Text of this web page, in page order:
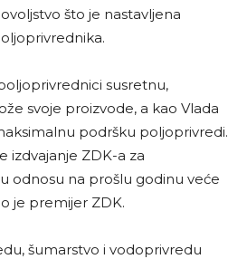
što je nastavljena
susretnu,
svoje proizvode, a kao Vlada
podršku poljoprivredi.
izdvajanje ZDK-a za
odnosu na prošlu godinu veće
je premijer ZDK.
šumarstvo i vodoprivredu